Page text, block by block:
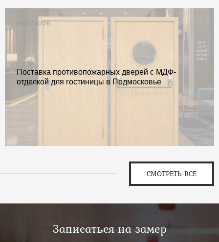
06.07.2026
Поставка противопожарных дверей с МДФ-
отделкой для гостиницы в Подмосковье
СМОТРЕТЬ ВСЕ
Записаться на замер